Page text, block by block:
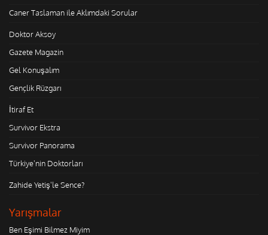
Caner Taslaman ile Aklımdaki Sorular
Doktor Aksoy
Gazete Magazin
Gel Konuşalım
Gençlik Rüzgarı
İtiraf Et
Survivor Ekstra
Survivor Panorama
Türkiye'nin Doktorları
Zahide Yetiş'le Sence?
Yarışmalar
Ben Eşimi Bilmez Miyim